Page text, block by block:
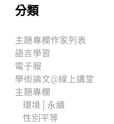
分類
主題專欄作家列表
語言學習
電子報
學術論文@線上講堂
主題專欄
環境│永續
性別平等